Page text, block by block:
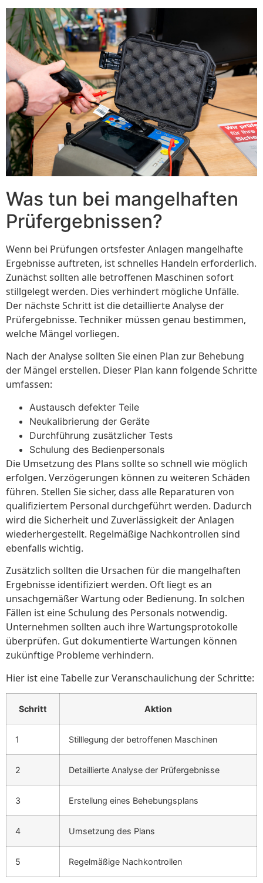
Was tun bei mangelhaften
Prüfergebnissen?
Wenn bei Prüfungen ortsfester Anlagen mangelhafte
Ergebnisse auftreten, ist schnelles Handeln erforderlich.
Zunächst sollten alle betroffenen Maschinen sofort
stillgelegt werden. Dies verhindert mögliche Unfälle.
Der nächste Schritt ist die detaillierte Analyse der
Prüfergebnisse. Techniker müssen genau bestimmen,
welche Mängel vorliegen.
Nach der Analyse sollten Sie einen Plan zur Behebung
der Mängel erstellen. Dieser Plan kann folgende Schritte
umfassen:
Austausch defekter Teile
Neukalibrierung der Geräte
Durchführung zusätzlicher Tests
Schulung des Bedienpersonals
Die Umsetzung des Plans sollte so schnell wie möglich
erfolgen. Verzögerungen können zu weiteren Schäden
führen. Stellen Sie sicher, dass alle Reparaturen von
qualifiziertem Personal durchgeführt werden. Dadurch
wird die Sicherheit und Zuverlässigkeit der Anlagen
wiederhergestellt. Regelmäßige Nachkontrollen sind
ebenfalls wichtig.
Zusätzlich sollten die Ursachen für die mangelhaften
Ergebnisse identifiziert werden. Oft liegt es an
unsachgemäßer Wartung oder Bedienung. In solchen
Fällen ist eine Schulung des Personals notwendig.
Unternehmen sollten auch ihre Wartungsprotokolle
überprüfen. Gut dokumentierte Wartungen können
zukünftige Probleme verhindern.
Hier ist eine Tabelle zur Veranschaulichung der Schritte:
Schritt Aktion
1 Stilllegung der betroffenen Maschinen
2 Detaillierte Analyse der Prüfergebnisse
3 Erstellung eines Behebungsplans
4 Umsetzung des Plans
5 Regelmäßige Nachkontrollen